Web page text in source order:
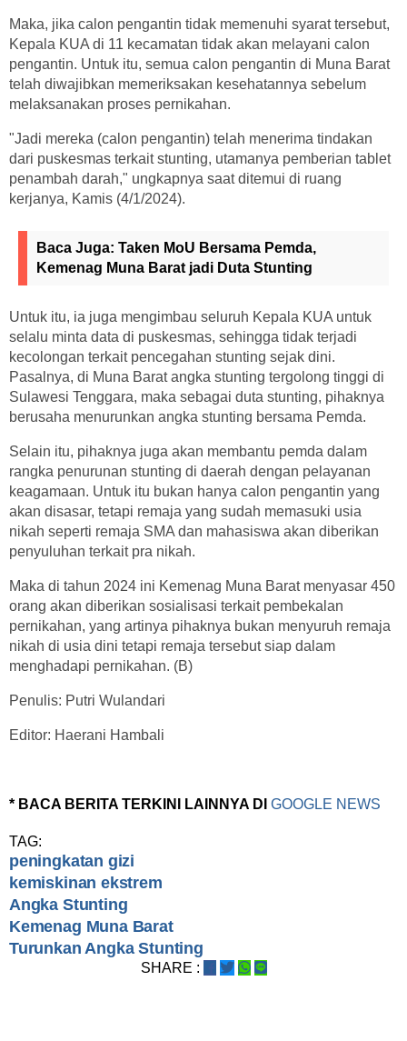
Maka, jika calon pengantin tidak memenuhi syarat tersebut,
Kepala KUA di 11 kecamatan tidak akan melayani calon
pengantin. Untuk itu, semua calon pengantin di Muna Barat
telah diwajibkan memeriksakan kesehatannya sebelum
melaksanakan proses pernikahan.
"Jadi mereka (calon pengantin) telah menerima tindakan
dari puskesmas terkait stunting, utamanya pemberian tablet
penambah darah," ungkapnya saat ditemui di ruang
kerjanya, Kamis (4/1/2024).
Baca Juga: Taken MoU Bersama Pemda,
Kemenag Muna Barat jadi Duta Stunting
Untuk itu, ia juga mengimbau seluruh Kepala KUA untuk
selalu minta data di puskesmas, sehingga tidak terjadi
kecolongan terkait pencegahan stunting sejak dini.
Pasalnya, di Muna Barat angka stunting tergolong tinggi di
Sulawesi Tenggara, maka sebagai duta stunting, pihaknya
berusaha menurunkan angka stunting bersama Pemda.
Selain itu, pihaknya juga akan membantu pemda dalam
rangka penurunan stunting di daerah dengan pelayanan
keagamaan. Untuk itu bukan hanya calon pengantin yang
akan disasar, tetapi remaja yang sudah memasuki usia
nikah seperti remaja SMA dan mahasiswa akan diberikan
penyuluhan terkait pra nikah.
Maka di tahun 2024 ini Kemenag Muna Barat menyasar 450
orang akan diberikan sosialisasi terkait pembekalan
pernikahan, yang artinya pihaknya bukan menyuruh remaja
nikah di usia dini tetapi remaja tersebut siap dalam
menghadapi pernikahan. (B)
Penulis: Putri Wulandari
Editor: Haerani Hambali
* BACA BERITA TERKINI LAINNYA DI GOOGLE NEWS
TAG:
peningkatan gizi
kemiskinan ekstrem
Angka Stunting
Kemenag Muna Barat
Turunkan Angka Stunting
SHARE :